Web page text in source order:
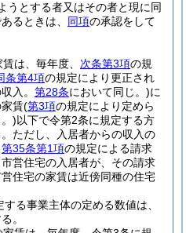
うとする者又はその者と現に同
るときは、 同項の承認をして
は、毎年度、 次条第3項の規
条第4項の規定により更正され
入。 第28条において同じ。)に
賃(第3項の規定により定めら
)以下で令第2条に規定する方
ただし、入居者からの収入の
第35条第1項の規定による請求
営住宅の入居者が、その請求
住宅の家賃は近傍同種の住宅
る事業主体の定める数値は、
。